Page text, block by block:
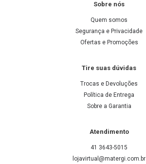
Sobre nós
Quem somos
Segurança e Privacidade
Ofertas e Promoções
Tire suas dúvidas
Trocas e Devoluções
Política de Entrega
Sobre a Garantia
Atendimento
41 3643-5015
lojavirtual@matergi.com.br